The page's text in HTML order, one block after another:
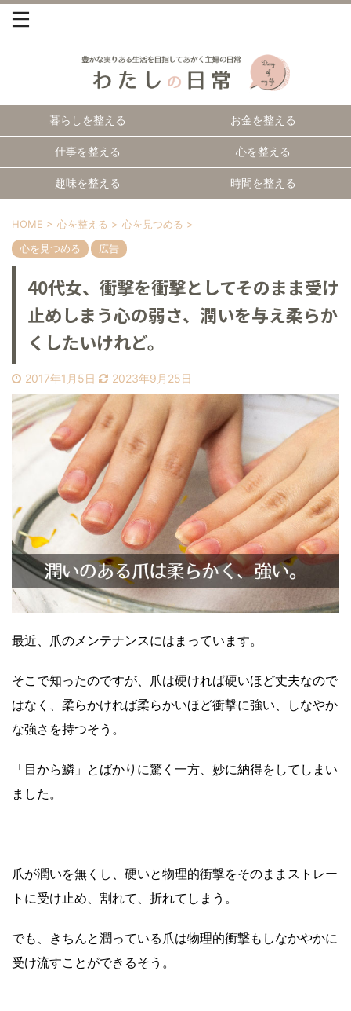
暮らしを整える お金を整える
仕事を整える 心を整える
趣味を整える 時間を整える
HOME > 心を整える > 心を見つめる >
心を見つめる
広告
40代女、衝撃を衝撃としてそのまま受け
止めしまう心の弱さ、潤いを与え柔らか
くしたいけれど。
2017年1月5日 2023年9月25日
最近、爪のメンテナンスにはまっています。
そこで知ったのですが、爪は硬ければ硬いほど丈夫なので
はなく、柔らかければ柔らかいほど衝撃に強い、しなやか
な強さを持つそう。
「目から鱗」とばかりに驚く一方、妙に納得をしてしまい
ました。
爪が潤いを無くし、硬いと物理的衝撃をそのままストレー
トに受け止め、割れて、折れてしまう。
でも、きちんと潤っている爪は物理的衝撃もしなかやかに
受け流すことができるそう。